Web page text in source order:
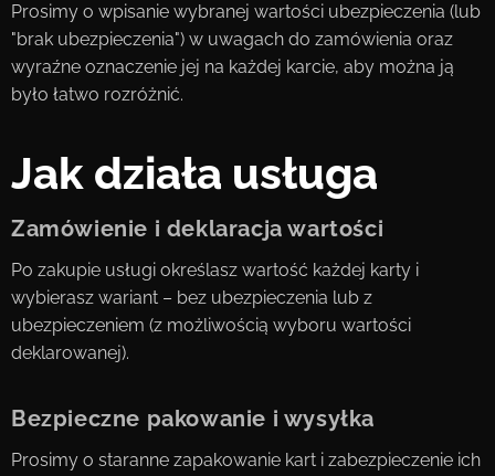
Prosimy o wpisanie wybranej wartości ubezpieczenia (lub
"brak ubezpieczenia") w uwagach do zamówienia oraz
wyraźne oznaczenie jej na każdej karcie, aby można ją
było łatwo rozróżnić.
Jak działa usługa
Zamówienie i deklaracja wartości
Po zakupie usługi określasz wartość każdej karty i
wybierasz wariant – bez ubezpieczenia lub z
ubezpieczeniem (z możliwością wyboru wartości
deklarowanej).
Bezpieczne pakowanie i wysyłka
Prosimy o staranne zapakowanie kart i zabezpieczenie ich